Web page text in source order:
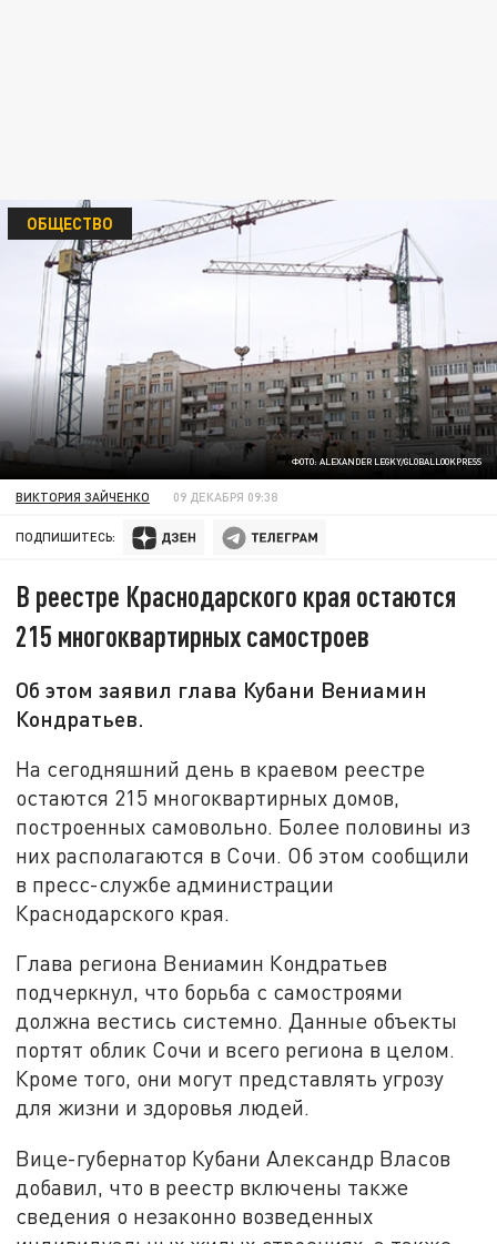
ФОТО: ALEXANDER LEGKY/GLOBALLOOKPRESS
ОБЩЕСТВО
ВИКТОРИЯ ЗАЙЧЕНКО 09 ДЕКАБРЯ 09:38
ПОДПИШИТЕСЬ:
В реестре Краснодарского края остаются
215 многоквартирных самостроев
Об этом заявил глава Кубани Вениамин
Кондратьев.
На сегодняшний день в краевом реестре
остаются 215 многоквартирных домов,
построенных самовольно. Более половины из
них располагаются в Сочи. Об этом сообщили
в пресс-службе администрации
Краснодарского края.
Глава региона Вениамин Кондратьев
подчеркнул, что борьба с самостроями
должна вестись системно. Данные объекты
портят облик Сочи и всего региона в целом.
Кроме того, они могут представлять угрозу
для жизни и здоровья людей.
Вице-губернатор Кубани Александр Власов
добавил, что в реестр включены также
сведения о незаконно возведенных